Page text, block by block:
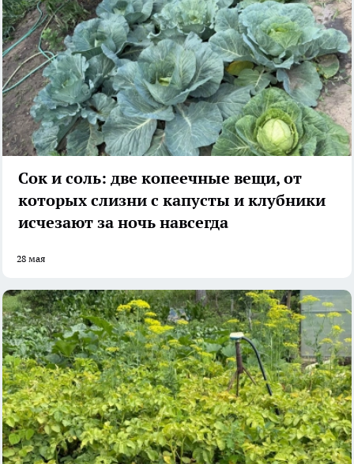
Сок и соль: две копеечные вещи, от
которых слизни с капусты и клубники
исчезают за ночь навсегда
28 мая